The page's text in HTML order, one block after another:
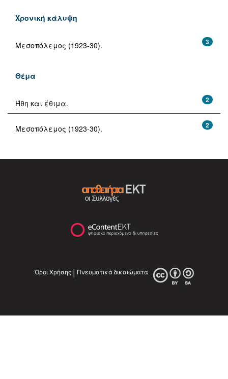
Χρονική κάλυψη
3
Μεσοπόλεμος (1923-30).
Θέμα
2
Ήθη και έθιμα.
2
Μεσοπόλεμος (1923-30).